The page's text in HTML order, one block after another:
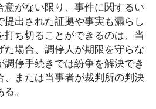
がない限り、事件に関するい
提出された証拠や事実も漏らし
打ち切ることができるのは、当
場合、調停人が期限を守らな
停手続きでは紛争を解決でき
、または当事者が裁判所の判決
。